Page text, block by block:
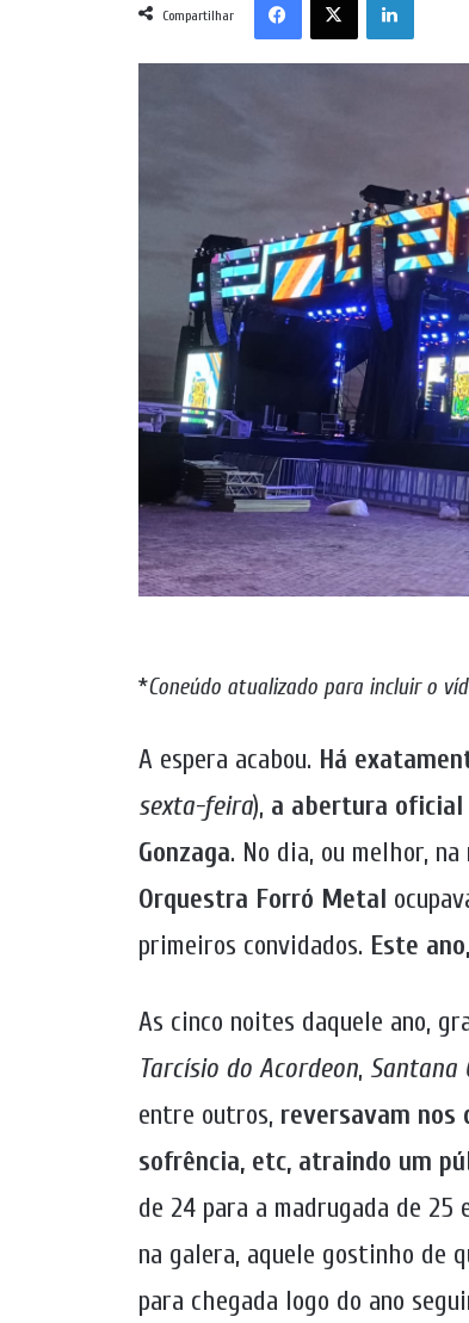
mail
Compartilhar
*Coneúdo atualizado para incluir o
A espera acabou. Há
sexta-feira), a abertura oficial
Gonzaga. No dia, ou melhor,
Orquestra Forró Metal
primeiros convidados. Este
As cinco noites daquele ano,
Tarcísio do Acordeon, Santana
entre outros, reversavam nos
sofrência, etc, atraindo um
de 24 para a madrugada de
na galera, aquele gostinho de
para chegada logo do ano